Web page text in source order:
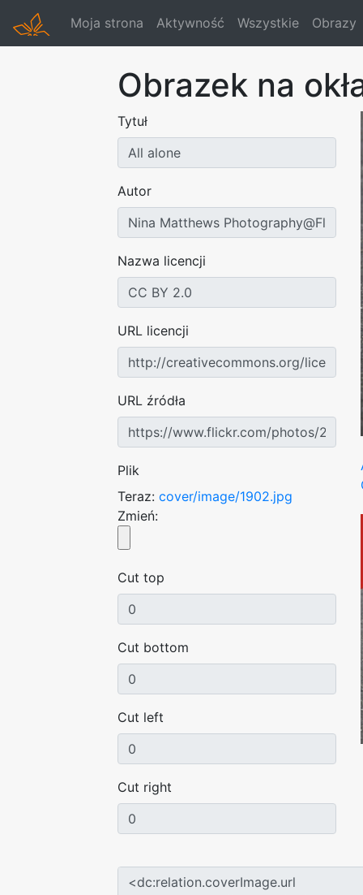
Moja strona Aktywność Wszystkie Obrazy
Obrazek na
Tytuł
Autor
Nazwa licencji
URL licencji
URL źródła
Plik
Teraz: cover/image/1902.jpg
Zmień:
Cut top
Cut bottom
Cut left
Cut right